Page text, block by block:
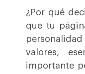
¿Por qué
que tu
valores,
importante